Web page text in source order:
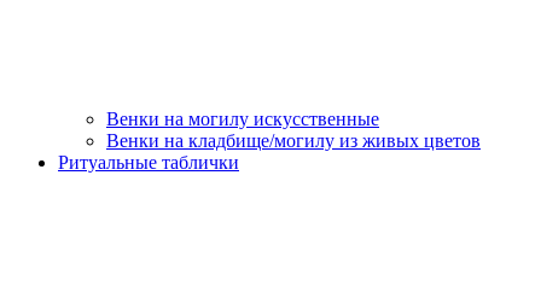
Венки на могилу искусственные
Венки на кладбище/могилу из живых цветов
Ритуальные таблички